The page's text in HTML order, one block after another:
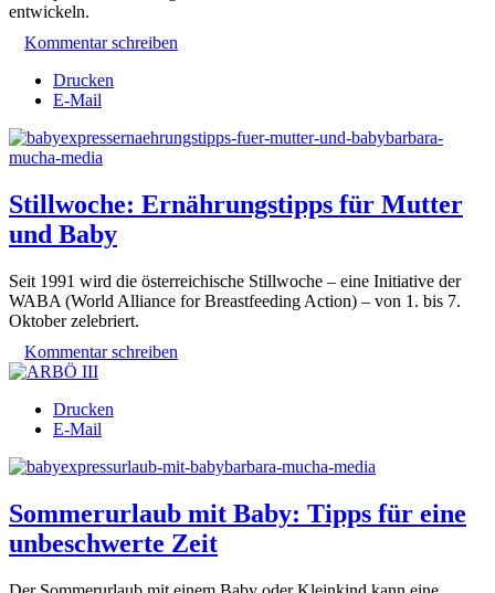
entwickeln.
Kommentar schreiben
Drucken
E-Mail
Stillwoche: Ernährungstipps für Mutter
und Baby
Seit 1991 wird die österreichische Stillwoche – eine Initiative der
WABA (World Alliance for Breastfeeding Action) – von 1. bis 7.
Oktober zelebriert.
Kommentar schreiben
Drucken
E-Mail
Sommerurlaub mit Baby: Tipps für eine
unbeschwerte Zeit